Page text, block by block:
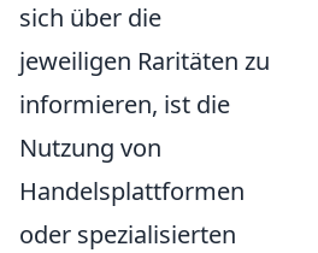
sich über die
jeweiligen Raritäten zu
informieren, ist die
Nutzung von
Handelsplattformen
oder spezialisierten